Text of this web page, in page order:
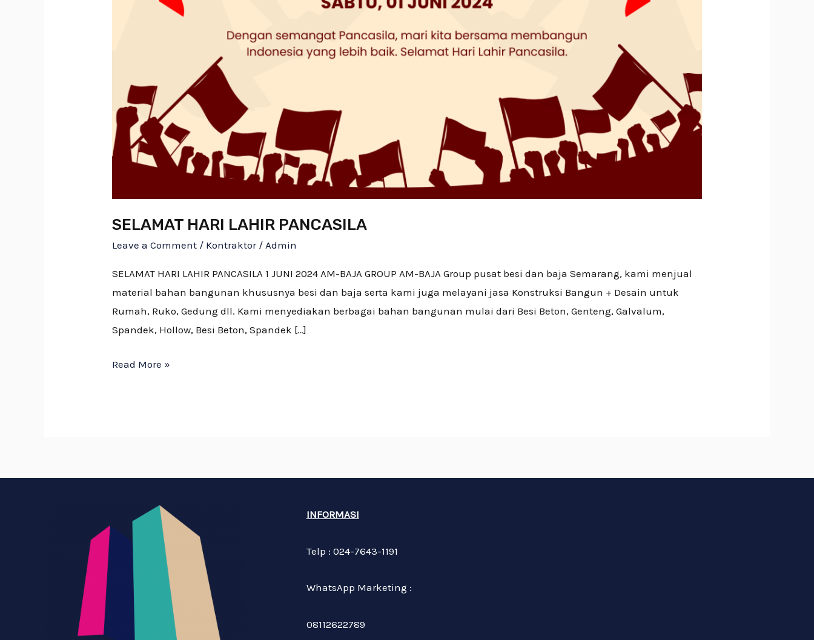
SELAMAT HARI LAHIR PANCASILA
Leave a Comment / Kontraktor/ Admin
SELAMAT HARI LAHIR PANCASILA 1 JUNI 2024 AM-BAJA GROUP AM-BAJA Group pusat besi dan baja Semarang, kami menjual
material bahan bangunan khususnya besi dan baja serta kami juga melayani jasa Konstruksi Bangun + Desain untuk
Rumah, Ruko, Gedung dll. Kami menyediakan berbagai bahan bangunan mulai dari Besi Beton, Genteng, Galvalum,
Spandek, Hollow, Besi Beton, Spandek […]
Read More »
INFORMASI
Telp : 024-7643-1191
WhatsApp Marketing :
08112622789